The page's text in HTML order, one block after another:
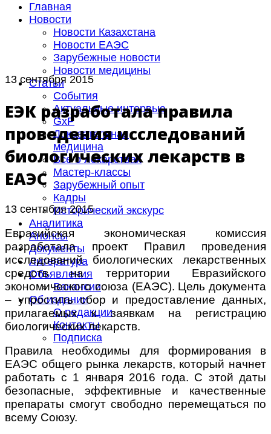
Главная
Новости
Новости Казахстана
Новости ЕАЭС
Зарубежные новости
Новости медицины
Статьи
События
Актуальные интервью
GxP
Доказательная
медицина
Все о лекарствах
Мастер-классы
Зарубежный опыт
Кадры
Исторический экскурс
Аналитика
Анонсы
Документы
Литература
Объявления
Вакансии
Об издании
О редакции
Контакты
Подписка
13 сентября 2015
ЕЭК разработала правила
проведения исследований
биологических лекарств в
ЕАЭС
13 сентября 2015
Евразийская экономическая комиссия
разработала проект Правил проведения
исследований биологических лекарственных
средств на территории Евразийского
экономического союза (ЕАЭС). Цель документа
– упростить сбор и предоставление данных,
прилагаемых к заявкам на регистрацию
биологических лекарств.
Правила необходимы для формирования в
ЕАЭС общего рынка лекарств, который начнет
работать с 1 января 2016 года. С этой даты
безопасные, эффективные и качественные
препараты смогут свободно перемещаться по
всему Союзу.